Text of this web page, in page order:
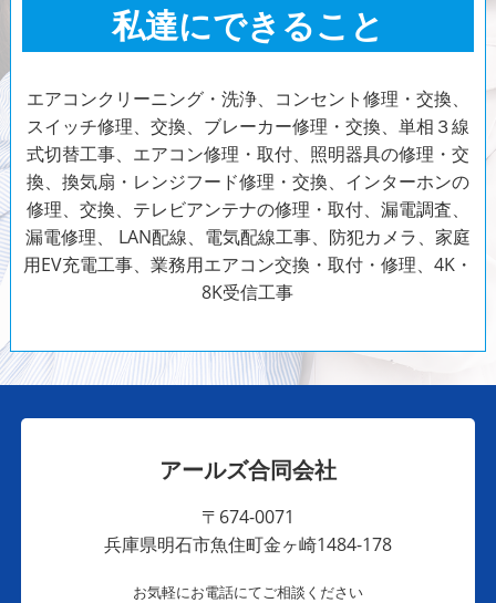
私達にできること
エアコンクリーニング・洗浄、コンセント修理・交換、
スイッチ修理、交換、ブレーカー修理・交換、単相３線
式切替工事、エアコン修理・取付、照明器具の修理・交
換、換気扇・レンジフード修理・交換、インターホンの
修理、交換、テレビアンテナの修理・取付、漏電調査、
漏電修理、 LAN配線、電気配線工事、防犯カメラ、家庭
用EV充電工事、業務用エアコン交換・取付・修理、4K・
8K受信工事
アールズ合同会社
〒674-0071
兵庫県明石市魚住町金ヶ崎1484-178
お気軽にお電話にてご相談ください